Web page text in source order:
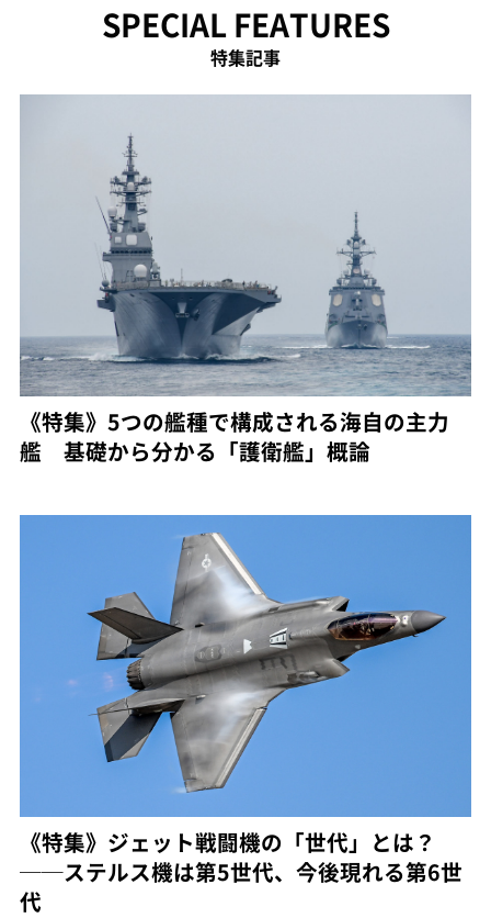
SPECIAL FEATURES
特集記事
《特集》5つの艦種で構成される海自の主力
艦 基礎から分かる「護衛艦」概論
《特集》ジェット戦闘機の「世代」とは？
──ステルス機は第5世代、今後現れる第6世
代